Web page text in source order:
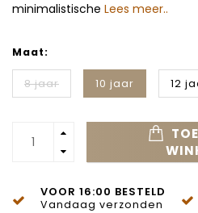
minimalistische Lees meer..
Maat:
8 jaar 10 jaar 12
VOOR 16:00 BESTELD
Vandaag verzonden